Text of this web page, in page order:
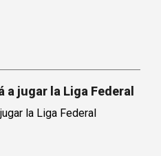
jugar la Liga Federal